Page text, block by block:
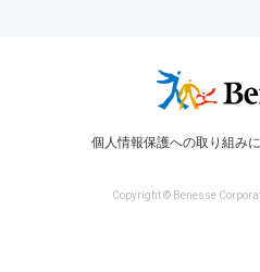
個人情報保護への取り組み
Copyright © Benesse